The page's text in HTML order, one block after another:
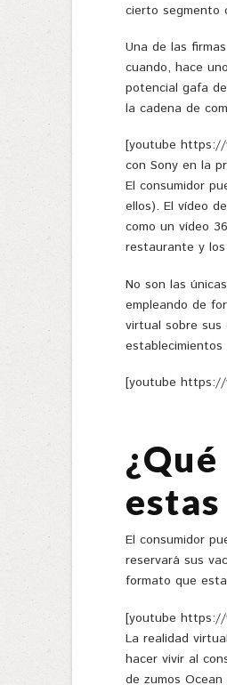
cierto segmento
Una de las
cuando, hace
potencial gafa
la cadena de
[youtube https://
con Sony en la
El consumidor
ellos). El vídeo
como un vídeo
restaurante y
No son las
empleando de
virtual sobre sus
establecimientos
[youtube https://
El consumidor
reservará sus
formato que
[youtube https://
La realidad
hacer vivir al
de zumos